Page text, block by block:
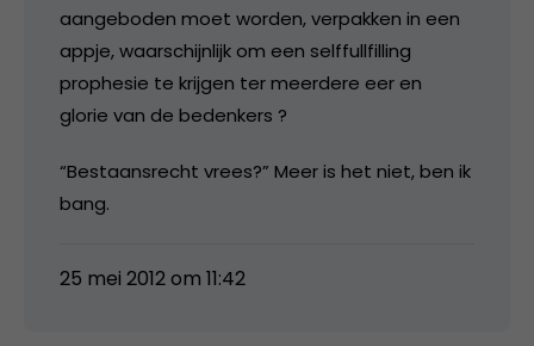
aangeboden moet worden, verpakken in een
appje, waarschijnlijk om een selffullfilling
prophesie te krijgen ter meerdere eer en
glorie van de bedenkers ?
“Bestaansrecht vrees?” Meer is het niet, ben ik
bang.
25 mei 2012 om 11:42